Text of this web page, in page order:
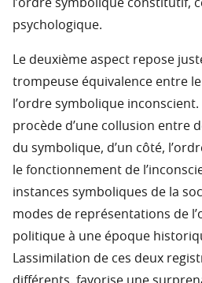
l’ordre symbolique constitutif,
psychologique.
Le deuxième aspect repose
trompeuse équivalence entre
l’ordre symbolique
procède d’une collusion entre
du symbolique, d’un côté,
le fonctionnement de
instances symboliques de la
modes de représentations de
politique à une époque
Lassimilation de ces deux